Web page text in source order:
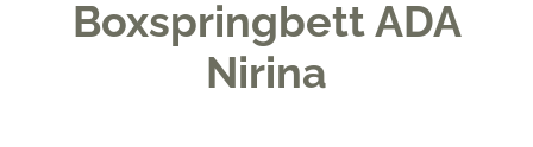
Boxspringbett ADA
Nirina